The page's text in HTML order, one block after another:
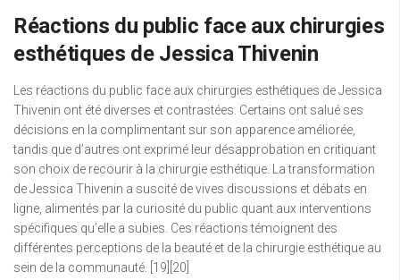
Réactions du public face aux chirurgies
esthétiques de Jessica Thivenin
Les réactions du public face aux chirurgies esthétiques de Jessica
Thivenin ont été diverses et contrastées. Certains ont salué ses
décisions en la complimentant sur son apparence améliorée,
tandis que d’autres ont exprimé leur désapprobation en critiquant
son choix de recourir à la chirurgie esthétique. La transformation
de Jessica Thivenin a suscité de vives discussions et débats en
ligne, alimentés par la curiosité du public quant aux interventions
spécifiques qu’elle a subies. Ces réactions témoignent des
différentes perceptions de la beauté et de la chirurgie esthétique au
sein de la communauté. [19][20]